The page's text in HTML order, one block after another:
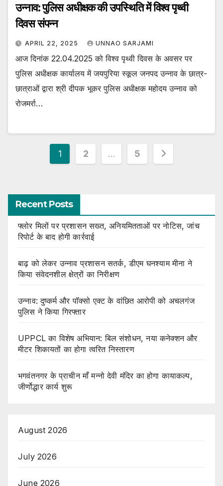
उन्नाव: पुलिस अधीक्षक की उपस्थिति में विश्व पृथ्वी
दिवस संपन्न
APRIL 22, 2025 UNNAO SARJAMI
आज दिनांक 22.04.2025 को विश्व पृथ्वी दिवस के अवसर पर
पुलिस अधीक्षक कार्यालय में जयपुरिया स्कूल जनपद उन्नाव के छात्र-
छात्राओं द्वारा श्री दीपक भूकर पुलिस अधीक्षक महोदय उन्नाव को
रोजमर्रा…
Posts
1 2 … 5
Recent Posts
फ्लोर मिलों पर प्रशासन सख्त, अनियमितताओं पर नोटिस, जांच
रिपोर्ट के बाद होगी कार्रवाई
बाढ़ को लेकर उन्नाव प्रशासन सतर्क, डीएम घनश्याम मीना ने
किया संवेदनशील क्षेत्रों का निरीक्षण
उन्नाव: दुष्कर्म और पॉक्सो एक्ट के वांछित आरोपी को अचलगंज
पुलिस ने किया गिरफ्तार
UPPCL का विशेष अभियान: बिल संशोधन, नया कनेक्शन और
मीटर शिकायतों का होगा त्वरित निस्तारण
भगवंतनगर के प्राचीन माँ मन्नो देवी मंदिर का होगा कायाकल्प,
जीर्णोद्धार कार्य शुरू
August 2026
July 2026
June 2026